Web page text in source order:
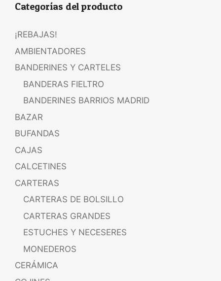
Categorías del producto
¡REBAJAS!
AMBIENTADORES
BANDERINES Y CARTELES
BANDERAS FIELTRO
BANDERINES BARRIOS MADRID
BAZAR
BUFANDAS
CAJAS
CALCETINES
CARTERAS
CARTERAS DE BOLSILLO
CARTERAS GRANDES
ESTUCHES Y NECESERES
MONEDEROS
CERÁMICA